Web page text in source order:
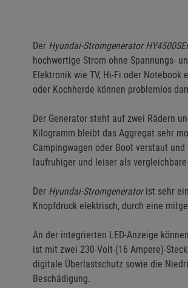
Der Hyundai-Stromgenerator
hochwertige Strom ohne Spannungs-
Elektronik wie TV, Hi-Fi oder
oder Kochherde können problemlos
Der Generator steht auf zwei Rädern
Kilogramm bleibt das Aggregat sehr
Campingwagen oder Boot verstaut
laufruhiger und leiser als vergleichbare
Der Hyundai-Stromgeneratorist sehr
Knopfdruck elektrisch, durch eine
An der integrierten LED-Anzeige
ist mit zwei 230-Volt-(16 Ampere)-
digitale Überlastschutz sowie die
Beschädigung.